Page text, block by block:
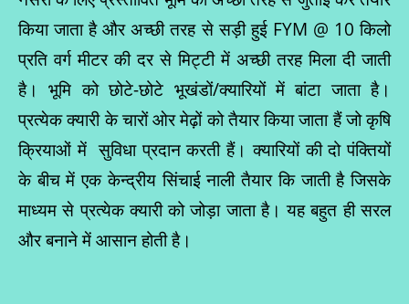
किया जाता है और अच्छी तरह से सड़ी हुई FYM @ 10 किलो
प्रति वर्ग मीटर की दर से मिट्टी में अच्छी तरह मिला दी जाती
है। भूमि को छोटे-छोटे भूखंडों/क्यारियों में बांटा जाता है।
प्रत्येक क्यारी के चारों ओर मेढ़ों को तैयार किया जाता हैं जो कृषि
क्रियाओं में सुविधा प्रदान करती हैं। क्यारियों की दो पंक्तियों
के बीच में एक केन्द्रीय सिंचाई नाली तैयार कि जाती है जिसके
माध्यम से प्रत्येक क्यारी को जोड़ा जाता है। यह बहुत ही सरल
और बनाने में आसान होती है।